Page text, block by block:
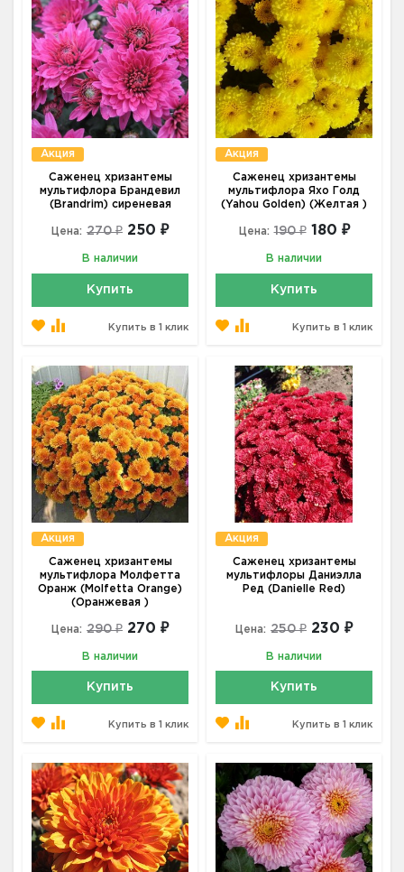
Акция
Саженец хризантемы
мультифлора Брандевил
(Brandrim) сиреневая
Цена: 270 ₽ 250 ₽
В наличии
Купить
Купить в 1 клик
Акция
Саженец хризантемы
мультифлора Яхо Голд
(Yahou Golden) (Желтая )
Цена: 190 ₽ 180 ₽
В наличии
Купить
Купить в 1 клик
Акция
Саженец хризантемы
мультифлора Молфетта
Оранж (Molfetta Orange)
(Оранжевая )
Цена: 290 ₽ 270 ₽
В наличии
Купить
Купить в 1 клик
Акция
Саженец хризантемы
мультифлоры Даниэлла
Ред (Danielle Red)
Цена: 250 ₽ 230 ₽
В наличии
Купить
Купить в 1 клик